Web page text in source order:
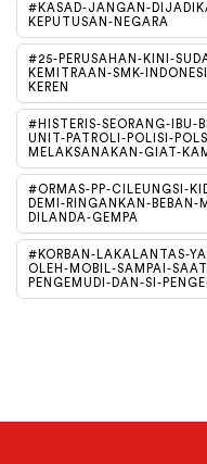
#KASAD-JANGAN-
KEPUTUSAN-NEGARA
#25-PERUSAHAN-KINI-
KEMITRAAN-SMK-
KEREN
#HISTERIS-SEORANG-IBU-
UNIT-PATROLI-POLISI-
MELAKSANAKAN-GIAT-
#ORMAS-PP-CILEUNGSI-
DEMI-RINGANKAN-
DILANDA-GEMPA
#KORBAN-LAKALANTAS-
OLEH-MOBIL-SAMPAI-
PENGEMUDI-DAN-SI-